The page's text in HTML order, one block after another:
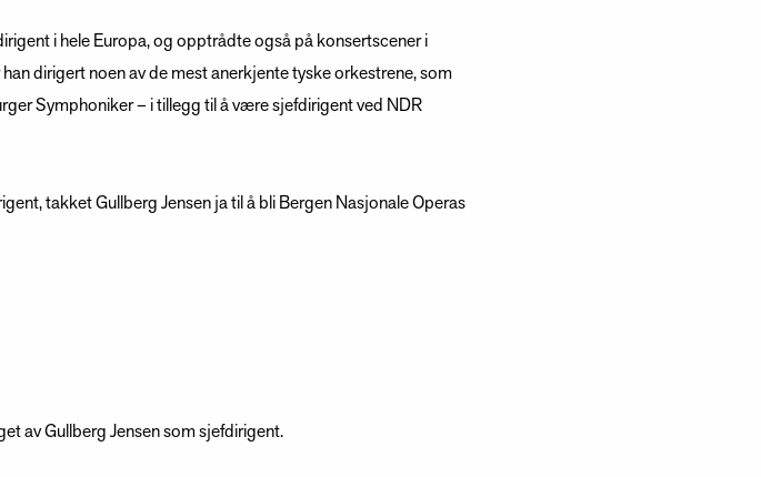
i hele Europa, og opptrådte også på konsertscener i
dirigert noen av de mest anerkjente tyske orkestrene, som
Symphoniker – i tillegg til å være sjefdirigent ved NDR
takket Gullberg Jensen ja til å bli Bergen Nasjonale Operas
av Gullberg Jensen som sjefdirigent.